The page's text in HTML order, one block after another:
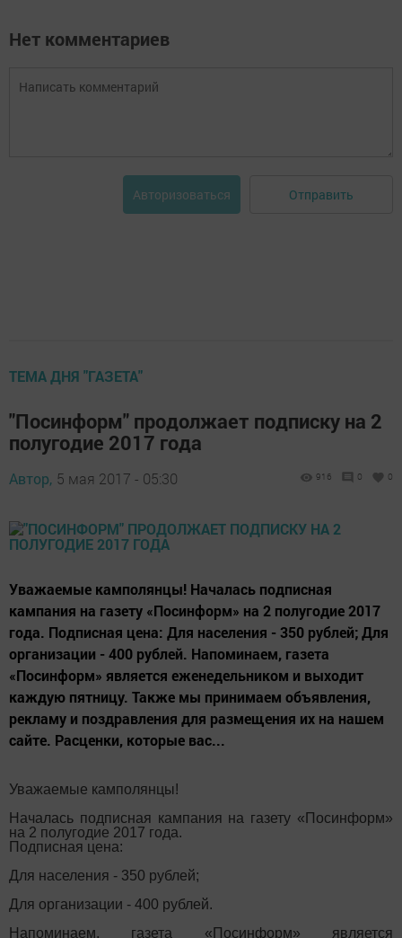
Нет комментариев
Авторизоваться Отправить
ТЕМА ДНЯ "ГАЗЕТА"
"Посинформ" продолжает подписку на 2
полугодие 2017 года
Автор, 5 мая 2017 - 05:30 916 0 0
Уважаемые камполянцы! Началась подписная
кампания на газету «Посинформ» на 2 полугодие 2017
года. Подписная цена: Для населения - 350 рублей; Для
организации - 400 рублей. Напоминаем, газета
«Посинформ» является еженедельником и выходит
каждую пятницу. Также мы принимаем объявления,
рекламу и поздравления для размещения их на нашем
сайте. Расценки, которые вас...
Уважаемые камполянцы!
Началась подписная кампания на газету «Посинформ»
на 2 полугодие 2017 года.
Подписная цена:
Для населения - 350 рублей;
Для организации - 400 рублей.
Напоминаем, газета «Посинформ» является